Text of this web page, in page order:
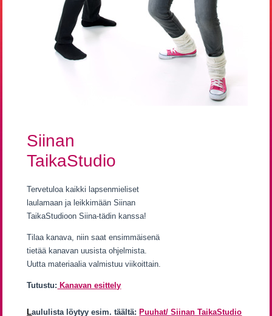
Siinan
TaikaStudio
Tervetuloa kaikki lapsenmieliset
laulamaan ja leikkimään Siinan
TaikaStudioon Siina-tädin kanssa!
Tilaa kanava, niin saat ensimmäisenä
tietää kanavan uusista ohjelmista.
Uutta materiaalia valmistuu viikoittain.
Tutustu: Kanavan esittely
Laululista löytyy esim. täältä: Puuhat/ Siinan TaikaStudio